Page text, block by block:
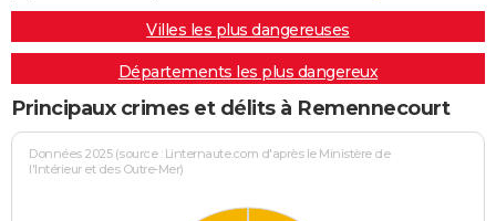
Villes les plus dangereuses
Départements les plus dangereux
Principaux crimes et délits à Remennecourt
Données 2025 (source : Linternaute.com d'après le Ministère de
l'Intérieur et des Outre-Mer)